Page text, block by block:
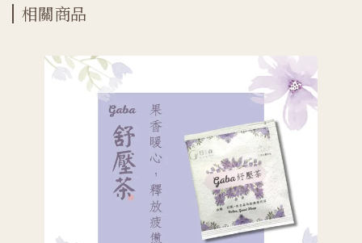
相關商品